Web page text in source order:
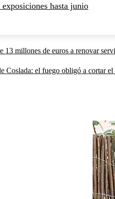
hasta junio
13 millones de euros a renovar
Coslada: el fuego obligó a cortar